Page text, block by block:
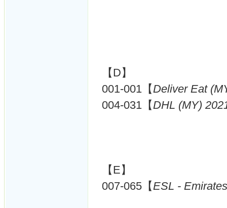
【D】
001-001【Deliver Eat
004-031【DHL (MY)
【E】
007-065【ESL -